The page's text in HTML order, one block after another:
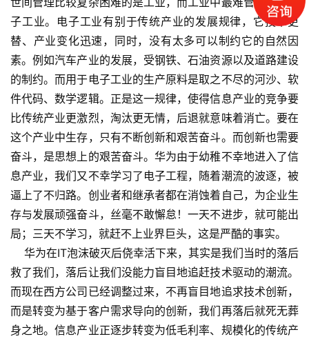
开
课
标
杆
洞
察
标
杆
内
训
子工业。电子工业有别于传统产业的发展规律，它技术更
替、产业变化迅速，同时，没有太多可以制约它的自然因
素。例如汽车产业的发展，受钢铁、石油资源以及道路建设
的制约。而用于电子工业的生产原料是取之不尽的河沙、软
件代码、数学逻辑。正是这一规律，使得信息产业的竞争要
比传统产业更激烈，淘汰更无情，后退就意味着消亡。要在
这个产业中生存，只有不断创新和艰苦奋斗。而创新也需要
奋斗，是思想上的艰苦奋斗。华为由于幼稚不幸地进入了信
息产业，我们又不幸学习了电子工程，随着潮流的波逐，被
逼上了不归路。创业者和继承者都在消蚀着自己，为企业生
存与发展顽强奋斗，丝毫不敢懈怠！一天不进步，就可能出
局；三天不学习，就赶不上业界巨头，这是严酷的事实。
华为在IT泡沫破灭后侥幸活下来，其实是我们当时的落后
救了我们，落后让我们没能力盲目地追赶技术驱动的潮流。
而现在西方公司已经调整过来，不再盲目地追求技术创新，
而是转变为基于客户需求导向的创新，我们再落后就死无葬
身之地。信息产业正逐步转变为低毛利率、规模化的传统产